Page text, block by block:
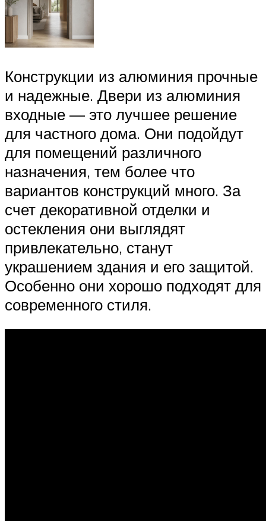
Конструкции из алюминия прочные
и надежные. Двери из алюминия
входные — это лучшее решение
для частного дома. Они подойдут
для помещений различного
назначения, тем более что
вариантов конструкций много. За
счет декоративной отделки и
остекления они выглядят
привлекательно, станут
украшением здания и его защитой.
Особенно они хорошо подходят для
современного стиля.